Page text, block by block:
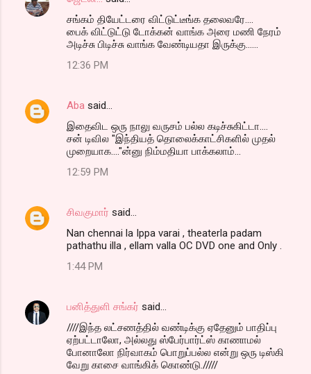
சங்கம் தியேட்டரை விட்டுட்டீங்க தலைவரே....
பைக் விட்டுட்டு டோக்கன் வாங்க அரை மணி நேரம்
அடிச்சு பிடிச்சு வாங்க வேண்டியதா இருக்கு......
12:36 PM
Aba said…
இதைவிட ஒரு நாலு வருசம் பல்ல கடிச்சுகிட்டா....
சன் டிவில "இந்தியத் தொலைக்காட்சிகளில் முதல்
முறையாக...."ன்னு நிம்மதியா பாக்கலாம்...
12:59 PM
சிவகுமார் said…
Nan chennai la Ippa varai , theaterla padam
pathathu illa , ellam valla OC DVD one and Only .
1:44 PM
பனித்துளி சங்கர் said…
////இந்த லட்சணத்தில் வண்டிக்கு ஏதேனும் பாதிப்பு
ஏற்பட்டாலோ, அல்லது ஸ்பேர்பார்ட்ஸ் காணாமல்
போனாலோ நிர்வாகம் பொறுப்பல்ல என்று ஒரு டிஸ்கி
வேறு காசை வாங்கிக் கொண்டு./////